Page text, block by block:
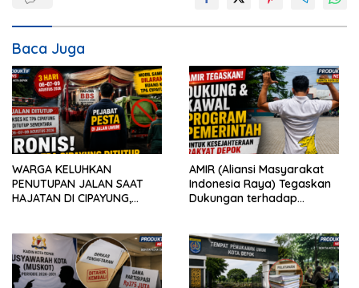
Baca Juga
WARGA KELUHKAN
PENUTUPAN JALAN SAAT
HAJATAN DI CIPAYUNG,
AMIR (Aliansi Masyarakat
Indonesia Raya) Tegaskan
Dukungan terhadap